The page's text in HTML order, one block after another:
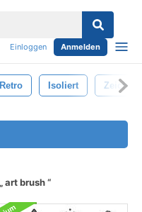
Einloggen Anmelden
Retro Isoliert
art brush